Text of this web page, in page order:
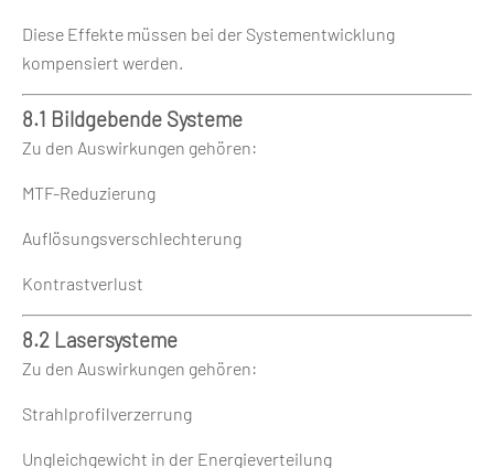
Diese Effekte müssen bei der Systementwicklung
kompensiert werden.
8.1 Bildgebende Systeme
Zu den Auswirkungen gehören:
MTF-Reduzierung
Auflösungsverschlechterung
Kontrastverlust
8.2 Lasersysteme
Zu den Auswirkungen gehören:
Strahlprofilverzerrung
Ungleichgewicht in der Energieverteilung